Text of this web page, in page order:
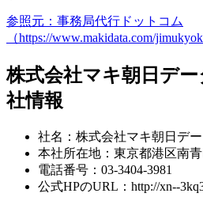
参照元：事務局代行ドットコム
（https://www.makidata.com/
株式会社マキ朝日デ
社情報
社名：株式会社マキ朝日デ
本社所在地：東京都港区南
電話番号：03-3404-3981
公式HPのURL：http://xn--